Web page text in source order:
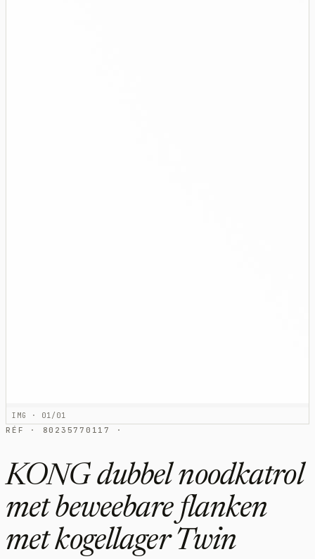
IMG · 01/01
RÉF · 80235770117 ·
KONG dubbel noodkatrol
met beweebare flanken
met kogellager Twin